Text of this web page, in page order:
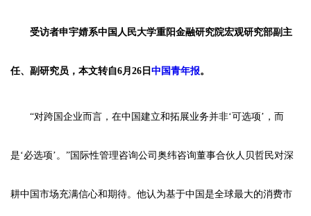
受访者申宇婧系中国人民大学重阳金融研究院宏观研究部副主
任、副研究员，本文转自6月26日 中国青年报。
“对跨国企业而言，在中国建立和拓展业务并非‘可选项’，而
是‘必选项’。”国际性管理咨询公司奥纬咨询董事合伙人贝哲民对深
耕中国市场充满信心和期待。他认为基于中国是全球最大的消费市